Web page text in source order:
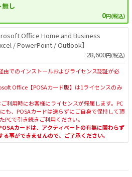
し
0円(税込)
Office Home and Business
/ PowerPoint / Outlook】
28,600円(税込)
でのインストールおよびライセンス認証が必
Office【POSAカード版】は1ライセンスのみ
利用時にお客様にライセンスが帰属します。PC
も、POSAカードは送らずにご自身で保持して頂
PCで引き続きご利用ください。
カードは、アクティベートの有無に関わらず
る事ができませんので、ご了承ください。